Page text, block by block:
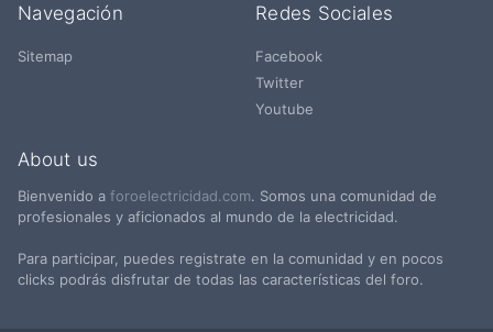
Navegación
Sitemap
Redes Sociales
Facebook
Twitter
Youtube
About us
Bienvenido a foroelectricidad.com. Somos una comunidad de
profesionales y aficionados al mundo de la electricidad.
Para participar, puedes registrate en la comunidad y en pocos
clicks podrás disfrutar de todas las características del foro.